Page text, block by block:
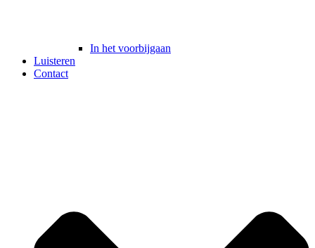
In het voorbijgaan
Luisteren
Contact